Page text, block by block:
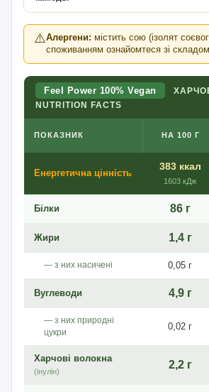
⚠️Алергени: містить сою (ізолят
споживанням ознайомтеся зі
Feel Power 100% Vegan
NUTRITION FACTS
ПОКАЗНИК НА 100 Г
Енергетична цінність
383 ккал
1603 кДж
Білки 86 г
Жири 1,4 г
— з них насичені 0,05 г
Вуглеводи 4,9 г
— з них природні
цукри
0,02 г
Харчові волокна
(інулін)
2,2 г